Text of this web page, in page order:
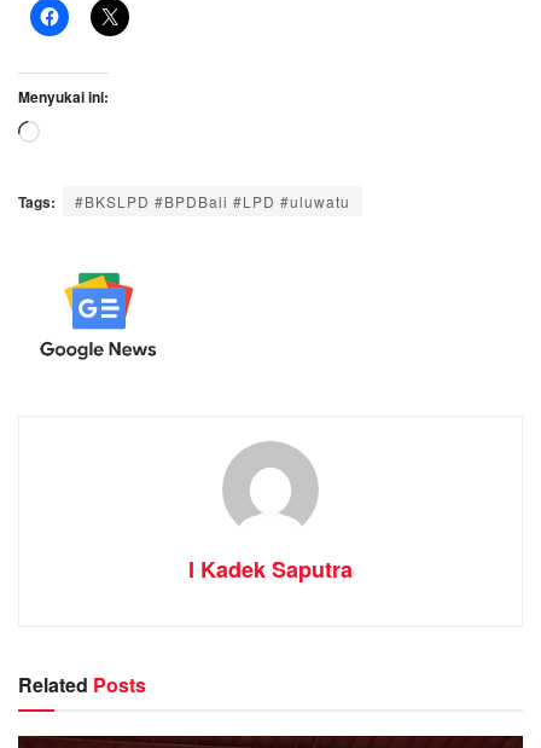
Menyukai ini:
Memuat...
Tags: #BKSLPD #BPDBali #LPD #uluwatu
I Kadek Saputra
Related Posts